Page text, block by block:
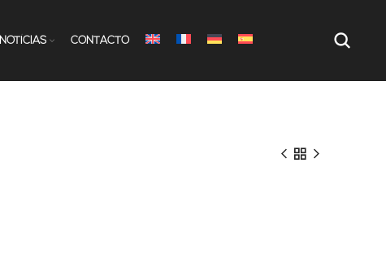
NOTÍCIAS CONTACTO